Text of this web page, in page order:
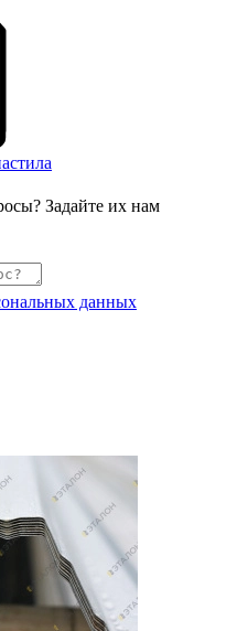
Задайте их нам
данных